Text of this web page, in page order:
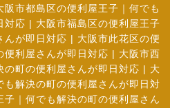
阪市都島区の便利屋王子｜何でも
対応 | 大阪市福島区の便利屋王子
んが即日対応 | 大阪市此花区の便
便利屋さんが即日対応 | 大阪市西
の町の便利屋さんが即日対応 | 大
も解決の町の便利屋さんが即日対
子｜何でも解決の町の便利屋さん